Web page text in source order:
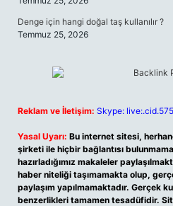
Denge için hangi doğal taş kullanılır ?
Temmuz 25, 2026
Reklam ve İletişim: Skype:
Yasal Uyarı: Bu internet sitesi,
şirketi ile hiçbir bağlantısı
hazırladığımız makaleler
haber niteliği taşımamakta olup,
paylaşım yapılmamaktadır. Gerçek
benzerlikleri tamamen tesadüfidir.